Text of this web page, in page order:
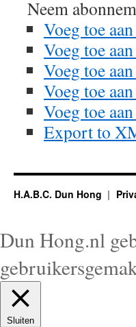
Neem
Voeg toe
Voeg toe
Voeg toe
Voeg toe
Voeg toe
Export to
H.A.B.C. Dun Hong
Dun Hong.nl
Sluiten